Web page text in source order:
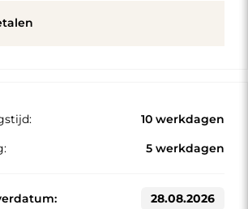
10 werkdagen
5 werkdagen
28.08.2026